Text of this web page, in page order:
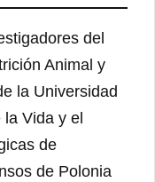
del
Animal y
la Universidad
Vida y el
de
de Polonia